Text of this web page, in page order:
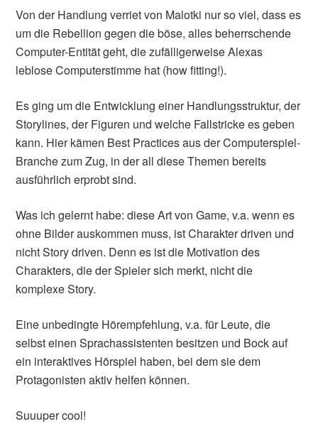
Von der Handlung verriet von Malotki nur so viel, dass es
um die Rebellion gegen die böse, alles beherrschende
Computer-Entität geht, die zufälligerweise Alexas
leblose Computerstimme hat (how fitting!).
Es ging um die Entwicklung einer Handlungsstruktur, der
Storylines, der Figuren und welche Fallstricke es geben
kann. Hier kämen Best Practices aus der Computerspiel-
Branche zum Zug, in der all diese Themen bereits
ausführlich erprobt sind.
Was ich gelernt habe: diese Art von Game, v.a. wenn es
ohne Bilder auskommen muss, ist Charakter driven und
nicht Story driven. Denn es ist die Motivation des
Charakters, die der Spieler sich merkt, nicht die
komplexe Story.
Eine unbedingte Hörempfehlung, v.a. für Leute, die
selbst einen Sprachassistenten besitzen und Bock auf
ein interaktives Hörspiel haben, bei dem sie dem
Protagonisten aktiv helfen können.
Suuuper cool!